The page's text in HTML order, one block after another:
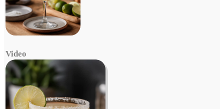
Video
Video
Player